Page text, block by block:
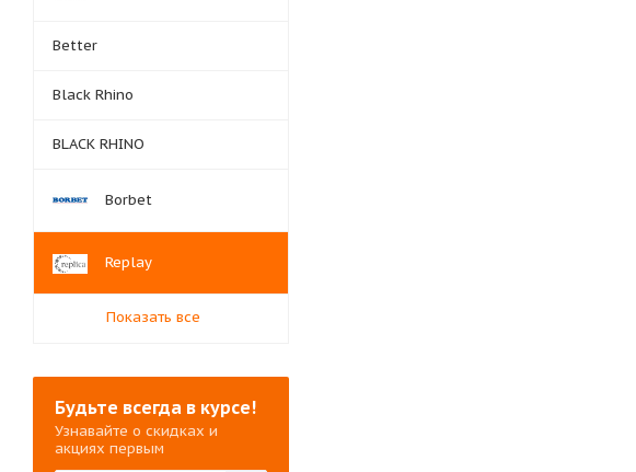
Better
Black Rhino
BLACK RHINO
Borbet
Replay
Показать все
Будьте всегда в курсе!
Узнавайте о скидках и
акциях первым